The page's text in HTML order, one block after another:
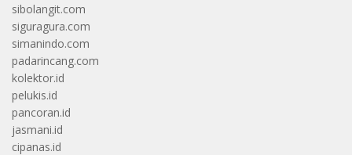
sibolangit.com
siguragura.com
simanindo.com
padarincang.com
kolektor.id
pelukis.id
pancoran.id
jasmani.id
cipanas.id